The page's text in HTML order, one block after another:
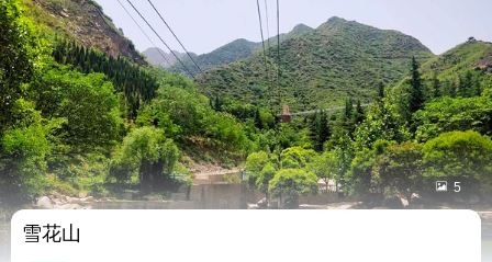
 5
雪花山
